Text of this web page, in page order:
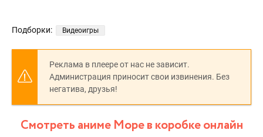
Подборки: Видеоигры
Реклама в плеере от нас не зависит.
Администрация приносит свои извинения. Без
негатива, друзья!
Смотреть аниме Море в коробке онлайн